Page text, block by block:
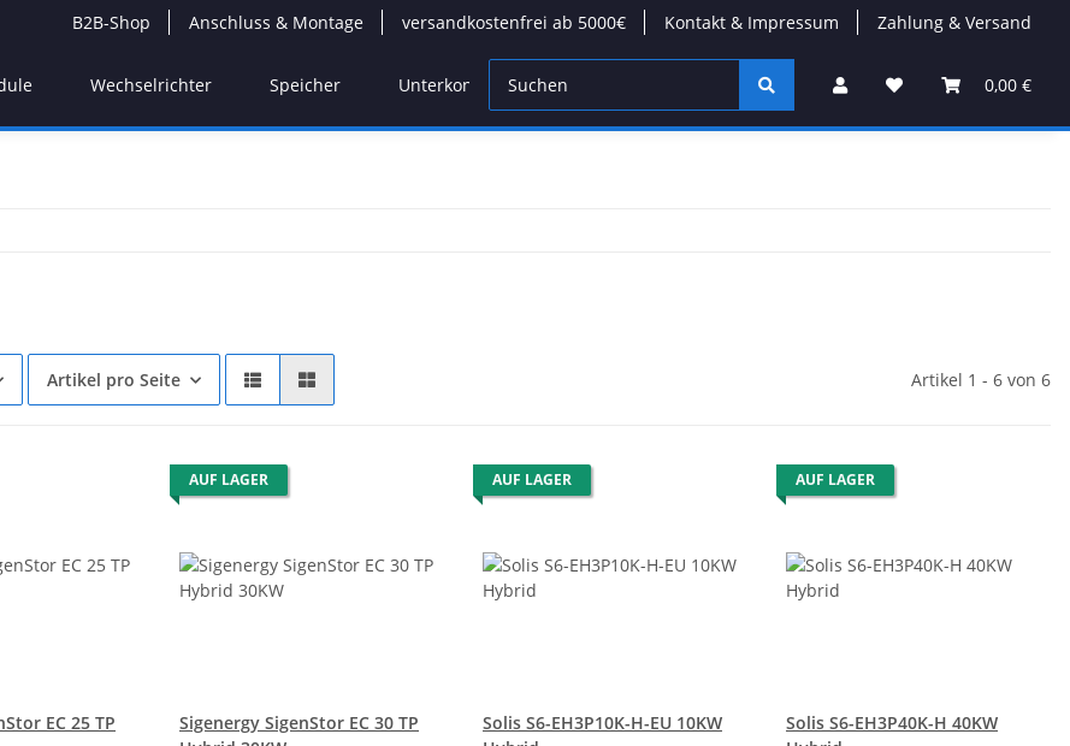
B2B-Shop Anschluss & Montage versandkostenfrei ab 5000€ Kontakt & Impressum Zahlung & Versand
0,00 €
Wechselrichter Speicher Unterkonstruktion Kabel/Stecker Modulare
Artikel pro Seite Artikel 1 - 6 von 6
EC 25 TP
AUF LAGER
Sigenergy SigenStor EC 30 TP
AUF LAGER
Solis S6-EH3P10K-H-EU 10KW
AUF LAGER
Solis S6-EH3P40K-H 40KW